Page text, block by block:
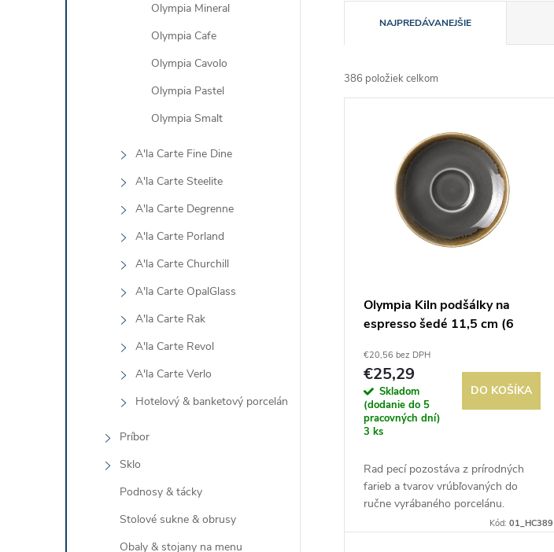
Olympia Mineral
Olympia Cafe
Olympia Cavolo
Olympia Pastel
Olympia Smalt
A'la Carte Fine Dine
A'la Carte Steelite
A'la Carte Degrenne
A'la Carte Porland
A'la Carte Churchill
A'la Carte OpalGlass
A'la Carte Rak
A'la Carte Revol
A'la Carte Verlo
Hotelový & banketový porcelán
Príbor
Sklo
Podnosy & tácky
Stolové sukne & obrusy
Obaly & stojany na menu
a
d
t
NAJPREDÁVANEJŠIE
386 položiek celkom
Olympia Kiln podšálky na
espresso šedé 11,5 cm (6
€20,56 bez DPH
€25,29
Skladom
(dodanie do 5
pracovných dní)
3 ks
DO KOŠÍKA
Rad pecí pozostáva z prírodných
farieb a tvarov vrúbľovaných do
ručne vyrábaného porcelánu.
Umelecké kúzlo tejto kolekcie a
Kód:01_HC389